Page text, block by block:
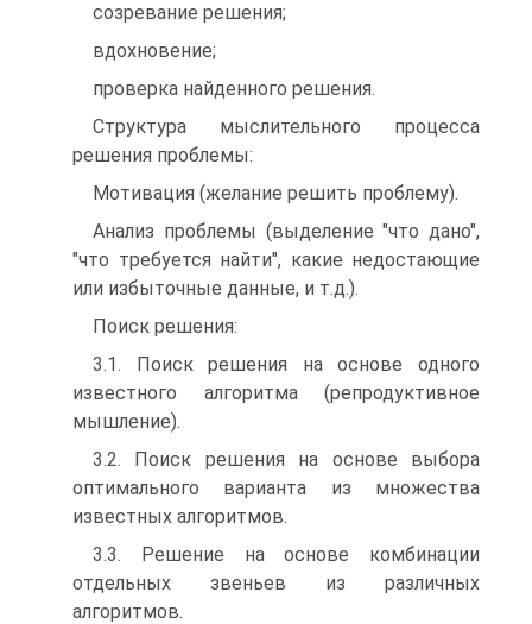
созревание решения;
вдохновение;
проверка найденного решения.
Структура мыслительного процесса
решения проблемы:
Мотивация (желание решить проблему).
Анализ проблемы (выделение "что дано",
"что требуется найти", какие недостающие
или избыточные данные, и т.д.).
Поиск решения:
3.1. Поиск решения на основе одного
известного алгоритма (репродуктивное
мышление).
3.2. Поиск решения на основе выбора
оптимального варианта из множества
известных алгоритмов.
3.3. Решение на основе комбинации
отдельных звеньев из различных
алгоритмов.